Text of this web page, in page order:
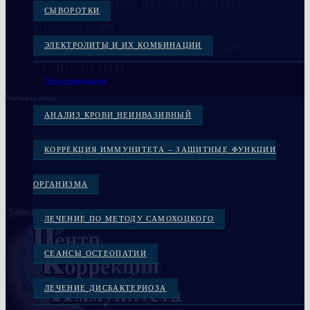
СЫВОРОТКИ
ЭЛЕКТРОЛИТЫ И ИХ КОМБИНАЦИИ
Услуги медцентра
АНАЛИЗ КРОВИ НЕИНВАЗИВНЫЙ
КОРРЕКЦИЯ ИММУНИТЕТА – ЗАЩИТНЫЕ ФУНКЦИИ
ОРГАНИЗМА
ЛЕЧЕНИЕ ПО МЕТОДУ САМОХОЦКОГО
СЕАНСЫ ОСТЕОПАТИИ
ЛЕЧЕНИЕ ДИСБАКТЕРИОЗА
ЛЕКАРСТВЕННЫЕ ПРЕПАРАТЫ
УКРЕПЛЕНИЕ КОСТЕЙ СКЕЛЕТА
Выбрать язык